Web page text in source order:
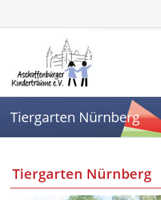
Tiergarten Nürnberg
Tiergarten Nürnberg